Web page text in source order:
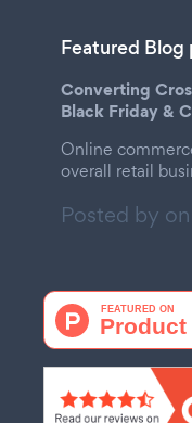
Featured Blog
Converting
Black Friday &
Online
overall retail
Posted by on